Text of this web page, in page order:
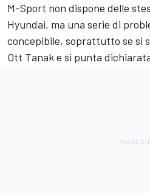
M-Sport non dispone delle
Hyundai, ma una serie di
concepibile, soprattutto se si
Ott Tanak e si punta